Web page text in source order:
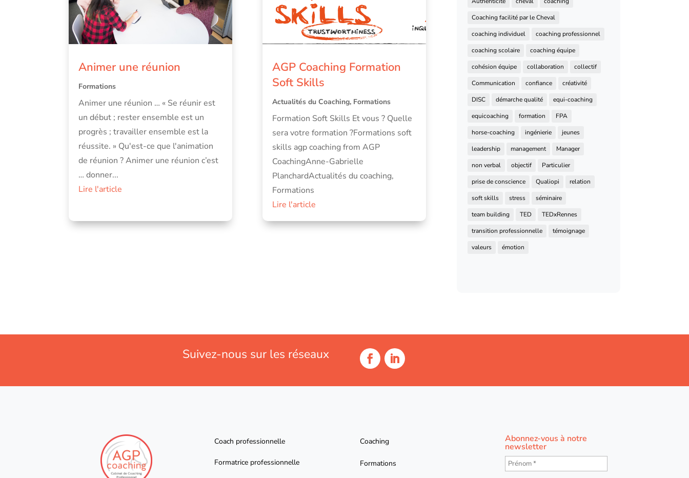
Animer une réunion
Formations
Animer une réunion … « Se réunir est
un début ; rester ensemble est un
progrès ; travailler ensemble est la
réussite. » Qu'est-ce que l'animation
de réunion ? Animer une réunion c’est
… donner...
Lire l'article
AGP Coaching Formation
Soft Skills
Actualités du Coaching, Formations
Formation Soft Skills Et vous ? Quelle
sera votre formation ?Formations soft
skills agp coaching from AGP
CoachingAnne-Gabrielle
PlanchardActualités du coaching,
Formations
Lire l'article
Coaching facilité par le Cheval
coaching individuel
coaching professionnel
coaching scolaire
coaching équipe
cohésion équipe
collaboration
collectif
Communication
confiance
créativité
DISC
démarche qualité
equi-coaching
equicoaching
formation
FPA
horse-coaching
ingénierie
jeunes
leadership
management
Manager
non verbal
objectif
Particulier
prise de conscience
Qualiopi
relation
soft skills
stress
séminaire
team building
TED
TEDxRennes
transition professionnelle
témoignage
valeurs
émotion
Suivez-nous sur les réseaux
Coach professionnelle
Formatrice professionnelle
Coaching
Formations
Abonnez-vous à notre
newsletter